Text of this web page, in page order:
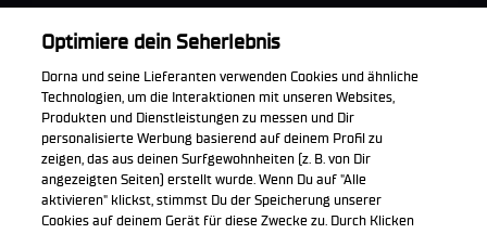
MotoGP Group
Cookie Richtlinien
Unternehmen & ESG
Datenschutzerklärung
Kaufrichtlinie
Die offizielle WorldSBK App herunterladen
Optimiere dein Seherlebnis
Dorna und seine Lieferanten verwenden Cookies und ähnliche
Technologien, um die Interaktionen mit unseren Websites,
Produkten und Dienstleistungen zu messen und Dir
personalisierte Werbung basierend auf deinem Profil zu
zeigen, das aus deinen Surfgewohnheiten (z. B. von Dir
angezeigten Seiten) erstellt wurde. Wenn Du auf "Alle
aktivieren" klickst, stimmst Du der Speicherung unserer
Cookies auf deinem Gerät für diese Zwecke zu. Durch Klicken